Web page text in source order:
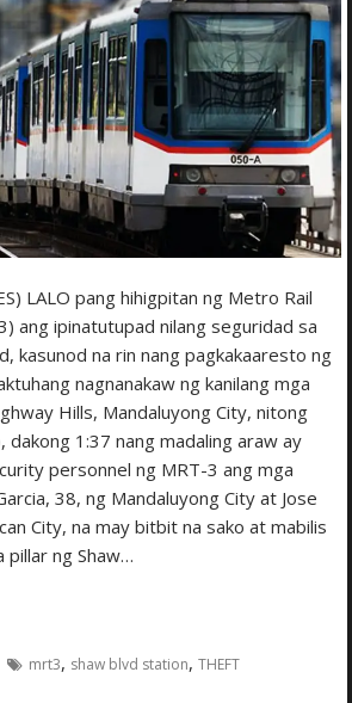
LALO pang hihigpitan ng Metro Rail
ang ipinatutupad nilang seguridad sa
kasunod na rin nang pagkakaaresto ng
nagnanakaw ng kanilang mga
Hills, Mandaluyong City, nitong
dakong 1:37 nang madaling araw ay
personnel ng MRT-3 ang mga
38, ng Mandaluyong City at Jose
City, na may bitbit na sako at mabilis
pillar ng Shaw…
mrt3, shaw blvd station,THEFT